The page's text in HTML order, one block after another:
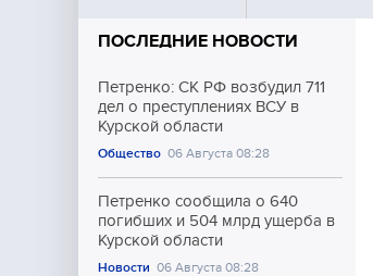
Ближний Восток
Общество
Культура
ПОСЛЕДНИЕ НОВОСТИ
Петренко: СК РФ возбудил 711
дел о преступлениях ВСУ в
Курской области
Общество 06 Августа 08:28
Петренко сообщила о 640
погибших и 504 млрд ущерба в
Курской области
Новости 06 Августа 08:28